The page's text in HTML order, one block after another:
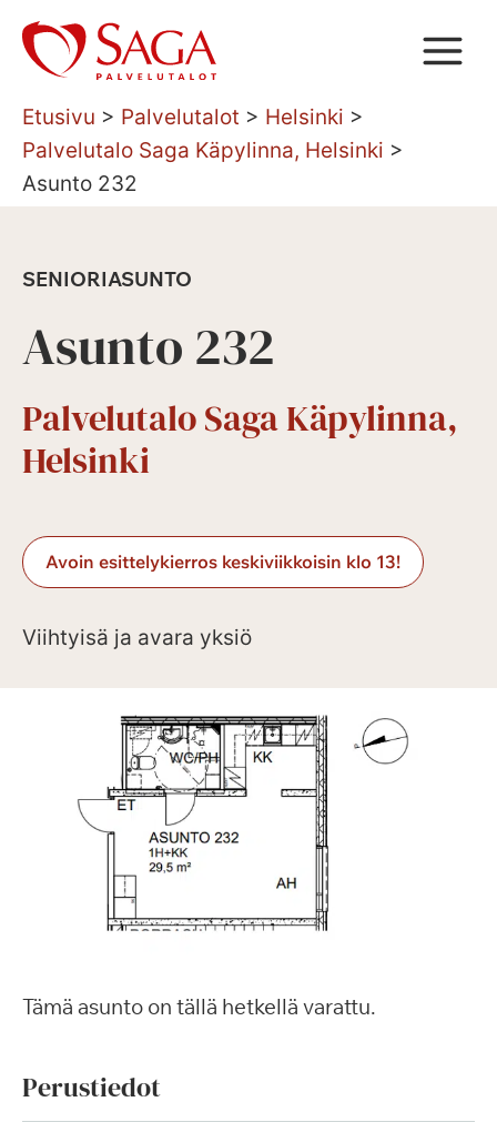
Siirry
sisältöön
Etusivu > Palvelutalot > Helsinki >
Palvelutalo Saga Käpylinna, Helsinki >
Asunto 232
SENIORIASUNTO
Asunto 232
Palvelutalo Saga Käpylinna,
Helsinki
Avoin esittelykierros keskiviikkoisin klo 13!
Viihtyisä ja avara yksiö
Tämä asunto on tällä hetkellä varattu.
Perustiedot